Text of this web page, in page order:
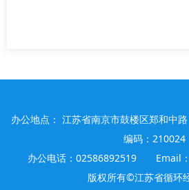
办公地点： 江苏省南京市鼓楼区郑和
编码：210024
办公电话：02586892519 Email
版权所有©江苏省循环